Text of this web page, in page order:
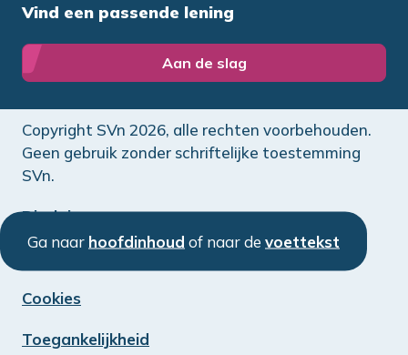
Vind een passende lening
Aan de slag
Copyright SVn 2026, alle rechten voorbehouden.
Geen gebruik zonder schriftelijke toestemming
SVn.
Disclaimer
Cookies
Toegankelijkheid
Ga naar hoofdinhoud of naar de voettekst